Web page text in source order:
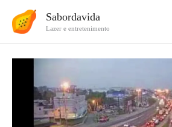
para
Sabordavida
Lazer e entretenimento